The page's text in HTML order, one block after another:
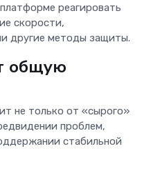
реагировать
скорости,
другие методы защиты.
общую
не только от «сырого»
проблем,
стабильной